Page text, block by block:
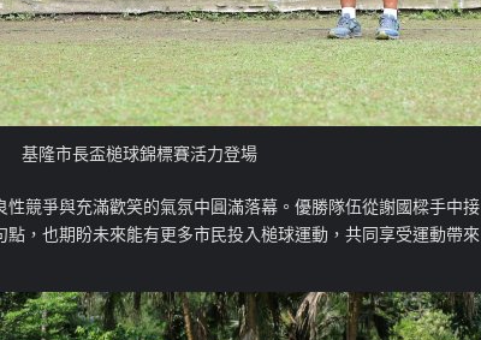
基隆市長盃槌球錦標賽活力登場
競爭與充滿歡笑的氣氛中圓滿落幕。優勝隊伍從謝國樑手中接
，也期盼未來能有更多市民投入槌球運動，共同享受運動帶來